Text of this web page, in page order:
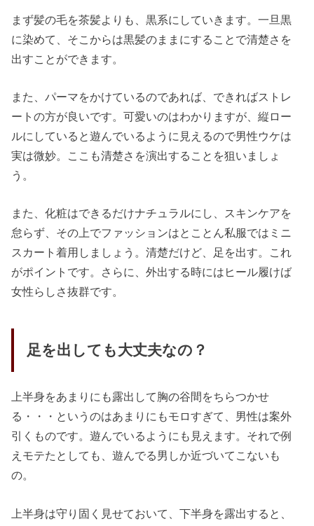
まず髪の毛を茶髪よりも、黒系にしていきます。一旦黒
に染めて、そこからは黒髪のままにすることで清楚さを
出すことができます。
また、パーマをかけているのであれば、できればストレ
ートの方が良いです。可愛いのはわかりますが、縦ロー
ルにしていると遊んでいるように見えるので男性ウケは
実は微妙。ここも清楚さを演出することを狙いましょ
う。
また、化粧はできるだけナチュラルにし、スキンケアを
怠らず、その上でファッションはとことん私服ではミニ
スカート着用しましょう。清楚だけど、足を出す。これ
がポイントです。さらに、外出する時にはヒール履けば
女性らしさ抜群です。
足を出しても大丈夫なの？
上半身をあまりにも露出して胸の谷間をちらつかせ
る・・・というのはあまりにもモロすぎて、男性は案外
引くものです。遊んでいるようにも見えます。それで例
えモテたとしても、遊んでる男しか近づいてこないも
の。
上半身は守り固く見せておいて、下半身を露出すると、